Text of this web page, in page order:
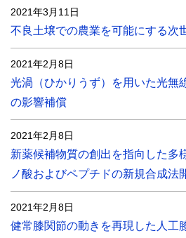
2021年3月11日
不良土壌での農業を可能にする次
2021年2月8日
光渦（ひかりうず）を用いた光無
の影響補償
2021年2月8日
新薬候補物質の創出を指向した多
ノ酸およびペプチドの新規合成法
2021年2月8日
健常膝関節の動きを再現した人工